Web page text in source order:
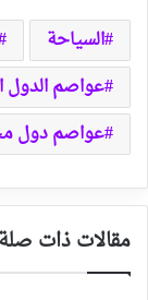
السياحة
عواصم الدول
عواصم دول
مقالات ذات صلة